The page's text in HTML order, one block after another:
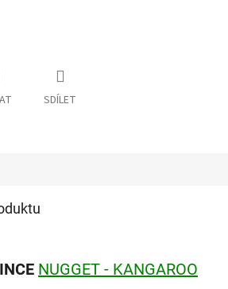
SDÍLET
NUGGET - KANGAROO